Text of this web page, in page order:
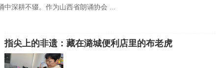
中深耕不辍。作为山西省朗诵协会 ...
指尖上的非遗：藏在潞城便利店里的布老虎